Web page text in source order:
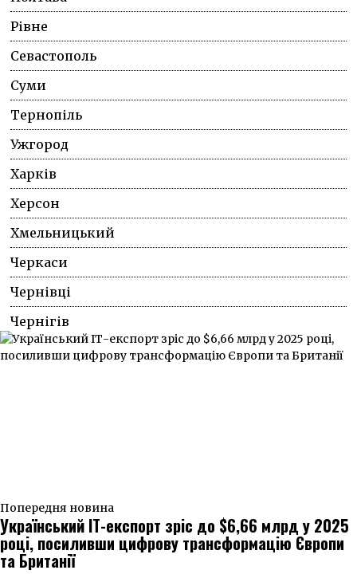
Рівне
Севастополь
Суми
Тернопіль
Ужгород
Харків
Херсон
Хмельницький
Черкаси
Чернівці
Чернігів
Попередня новина
Український ІТ-експорт зріс до $6,66 млрд у 2025
році, посиливши цифрову трансформацію Європи
та Британії